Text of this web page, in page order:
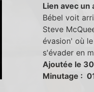
Lien avec un
Bébel voit
Steve
évasion' où
s'évader en
Ajoutée le
Minutage :